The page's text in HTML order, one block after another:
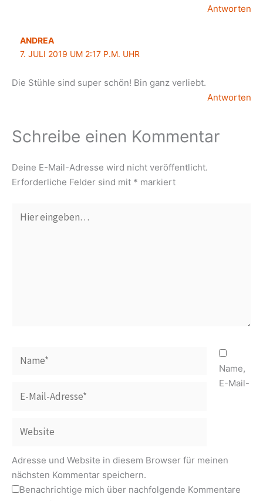
Antworten
ANDREA
7. JULI 2019 UM 2:17 P.M. UHR
Die Stühle sind super schön! Bin ganz verliebt.
Antworten
Schreibe einen Kommentar
Deine E-Mail-Adresse wird nicht veröffentlicht.
Erforderliche Felder sind mit * markiert
eingeben…
Mail-
Name,
E-Mail-
Adresse und Website in diesem Browser für meinen
nächsten Kommentar speichern.
Benachrichtige mich über nachfolgende Kommentare